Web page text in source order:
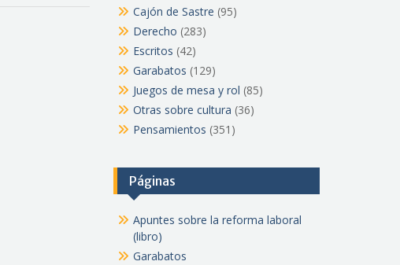
Cajón de Sastre (95)
Derecho (283)
Escritos (42)
Garabatos (129)
Juegos de mesa y rol (85)
Otras sobre cultura (36)
Pensamientos (351)
Páginas
Apuntes sobre la reforma laboral
(libro)
Garabatos